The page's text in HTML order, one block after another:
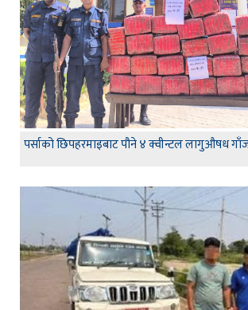
पर्साको छिपहरमाइबाट पौने ४ क्वीन्टल लागुऔषध